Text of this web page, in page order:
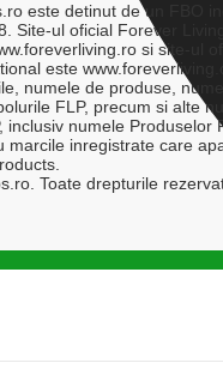
este detinut de un FBO
Site-ul oficial Forever
si site-ul
este
numele de produse,
FLP, precum si alte
inclusiv numele Produselor
marcile inregistrate care
Toate drepturile